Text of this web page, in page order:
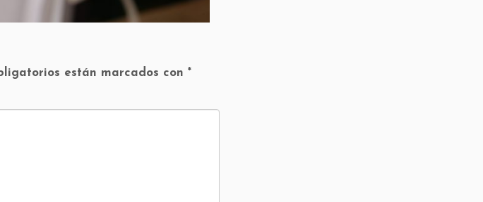
están marcados con *